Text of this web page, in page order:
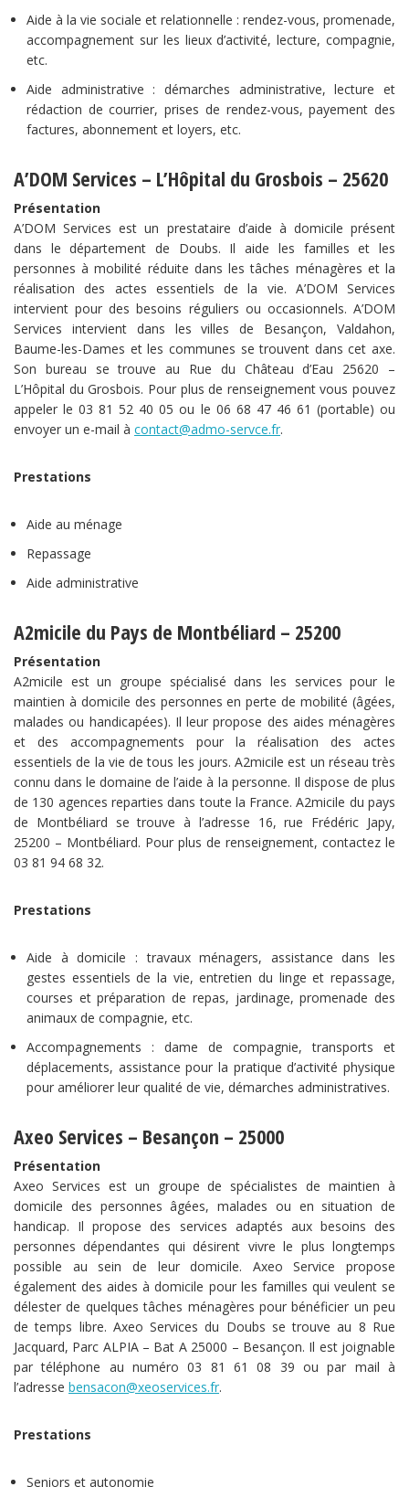
Aide à la vie sociale et relationnelle : rendez-vous, promenade,
accompagnement sur les lieux d’activité, lecture, compagnie,
etc.
Aide administrative : démarches administrative, lecture et
rédaction de courrier, prises de rendez-vous, payement des
factures, abonnement et loyers, etc.
A’DOM Services – L’Hôpital du Grosbois – 25620
Présentation
A’DOM Services est un prestataire d’aide à domicile présent
dans le département de Doubs. Il aide les familles et les
personnes à mobilité réduite dans les tâches ménagères et la
réalisation des actes essentiels de la vie. A’DOM Services
intervient pour des besoins réguliers ou occasionnels. A’DOM
Services intervient dans les villes de Besançon, Valdahon,
Baume-les-Dames et les communes se trouvent dans cet axe.
Son bureau se trouve au Rue du Château d’Eau 25620 –
L’Hôpital du Grosbois. Pour plus de renseignement vous pouvez
appeler le 03 81 52 40 05 ou le 06 68 47 46 61 (portable) ou
envoyer un e-mail à contact@admo-servce.fr.
Prestations
Aide au ménage
Repassage
Aide administrative
A2micile du Pays de Montbéliard – 25200
Présentation
A2micile est un groupe spécialisé dans les services pour le
maintien à domicile des personnes en perte de mobilité (âgées,
malades ou handicapées). Il leur propose des aides ménagères
et des accompagnements pour la réalisation des actes
essentiels de la vie de tous les jours. A2micile est un réseau très
connu dans le domaine de l’aide à la personne. Il dispose de plus
de 130 agences reparties dans toute la France. A2micile du pays
de Montbéliard se trouve à l’adresse 16, rue Frédéric Japy,
25200 – Montbéliard. Pour plus de renseignement, contactez le
03 81 94 68 32.
Prestations
Aide à domicile : travaux ménagers, assistance dans les
gestes essentiels de la vie, entretien du linge et repassage,
courses et préparation de repas, jardinage, promenade des
animaux de compagnie, etc.
Accompagnements : dame de compagnie, transports et
déplacements, assistance pour la pratique d’activité physique
pour améliorer leur qualité de vie, démarches administratives.
Axeo Services – Besançon – 25000
Présentation
Axeo Services est un groupe de spécialistes de maintien à
domicile des personnes âgées, malades ou en situation de
handicap. Il propose des services adaptés aux besoins des
personnes dépendantes qui désirent vivre le plus longtemps
possible au sein de leur domicile. Axeo Service propose
également des aides à domicile pour les familles qui veulent se
délester de quelques tâches ménagères pour bénéficier un peu
de temps libre. Axeo Services du Doubs se trouve au 8 Rue
Jacquard, Parc ALPIA – Bat A 25000 – Besançon. Il est joignable
par téléphone au numéro 03 81 61 08 39 ou par mail à
l’adresse bensacon@xeoservices.fr.
Prestations
Seniors et autonomie